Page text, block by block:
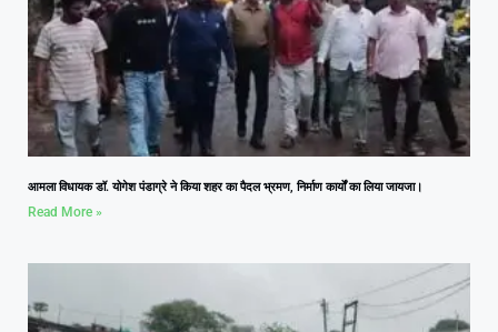
आमला विधायक डॉ. योगेश पंडाग्रे ने किया शहर का पैदल भ्रमण, निर्माण कार्यों का लिया जायजा।
Read More »